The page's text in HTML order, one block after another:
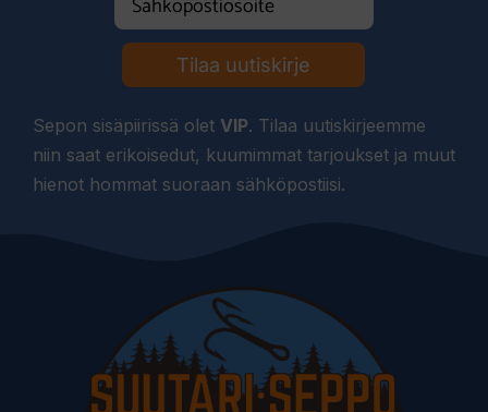
Tilaa uutiskirje
Sepon sisäpiirissä olet VIP. Tilaa uutiskirjeemme
niin saat erikoisedut, kuumimmat tarjoukset ja muut
hienot hommat suoraan sähköpostiisi.